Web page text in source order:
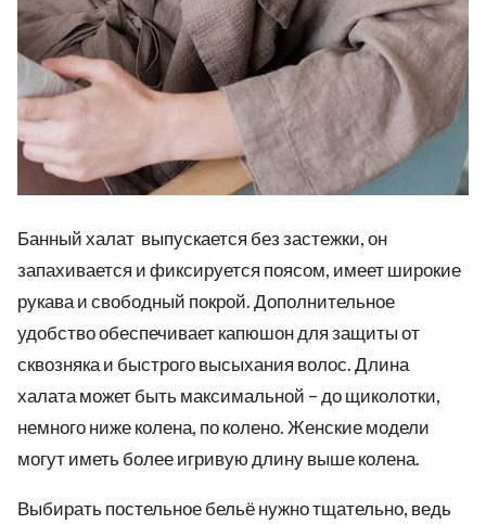
Банный халат выпускается без застежки, он
запахивается и фиксируется поясом, имеет широкие
рукава и свободный покрой. Дополнительное
удобство обеспечивает капюшон для защиты от
сквозняка и быстрого высыхания волос. Длина
халата может быть максимальной – до щиколотки,
немного ниже колена, по колено. Женские модели
могут иметь более игривую длину выше колена.
Выбирать постельное бельё нужно тщательно, ведь